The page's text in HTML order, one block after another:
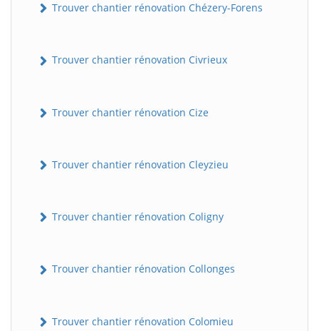
Trouver chantier rénovation Chézery-Forens
Trouver chantier rénovation Civrieux
Trouver chantier rénovation Cize
Trouver chantier rénovation Cleyzieu
Trouver chantier rénovation Coligny
Trouver chantier rénovation Collonges
Trouver chantier rénovation Colomieu
BatiWebPro